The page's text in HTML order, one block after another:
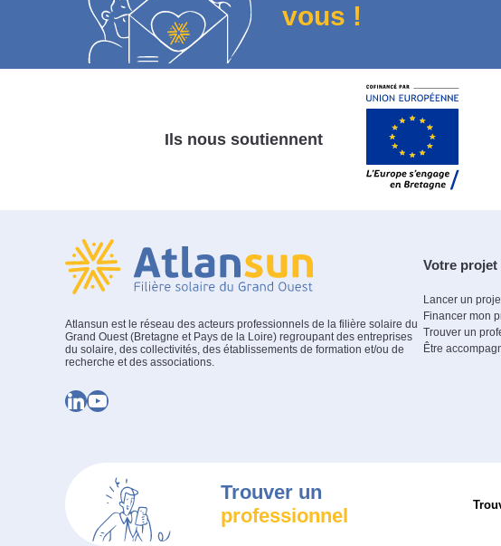
vous !
Ils nous soutiennent
Atlansun est le réseau des acteurs professionnels de la filière solaire du
Grand Ouest (Bretagne et Pays de la Loire) regroupant des entreprises
du solaire, des collectivités, des établissements de formation et/ou de
recherche et des associations.
LinkedIn
YouTube
Votre projet
Lancer un
Financer mon
Trouver un
Être
Trouver un
professionnel